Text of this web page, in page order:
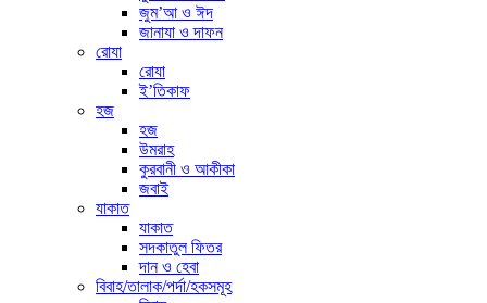
জুম’আ ও ঈদ
জানাযা ও দাফন
রোযা
রোযা
ই’তিকাফ
হজ
হজ
উমরাহ
কুরবানী ও আকীকা
জবাই
যাকাত
যাকাত
সদকাতুল ফিতর
দান ও হেবা
বিবাহ/তালাক/পর্দা/হকসমূহ